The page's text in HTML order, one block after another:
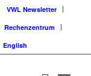
VWL Newsletter
Rechenzentrum
English